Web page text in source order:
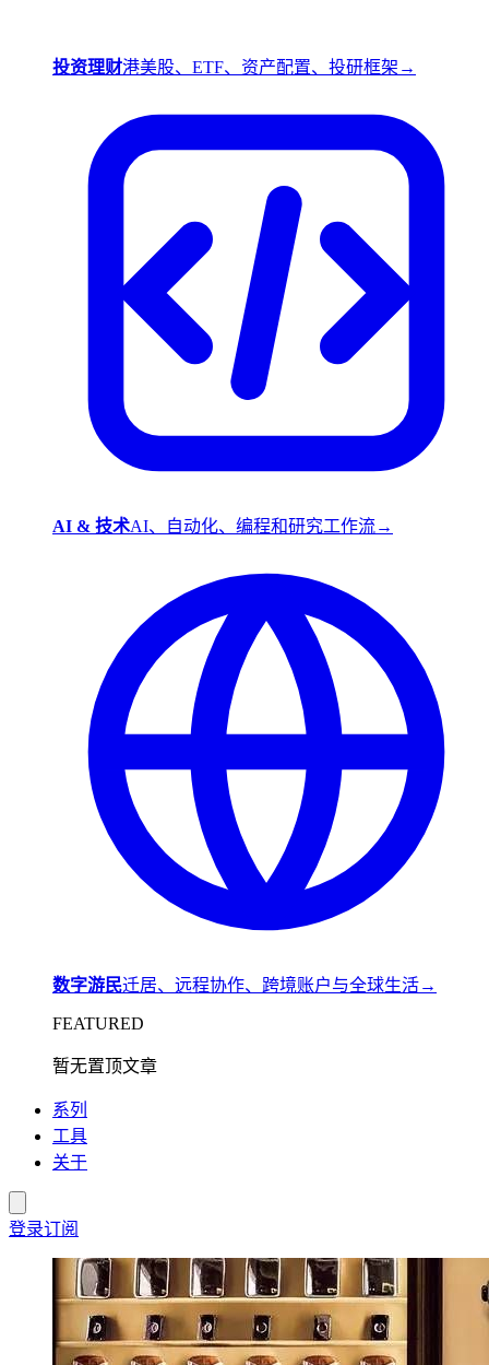
投资理财港美股、ETF、资产配置、投研框架 →
AI & 技术AI、自动化、编程和研究工作流→
数字游民迁居、远程协作、跨境账户与全球生活→
FEATURED
暂无置顶文章
系列
工具
关于
登录订阅